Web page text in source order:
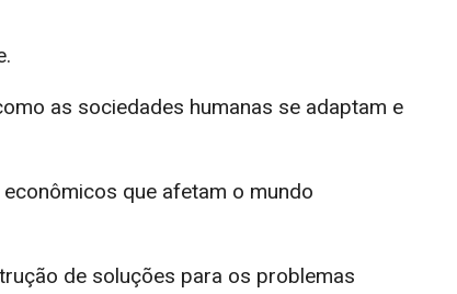
as sociedades humanas se adaptam e
que afetam o mundo
de soluções para os problemas